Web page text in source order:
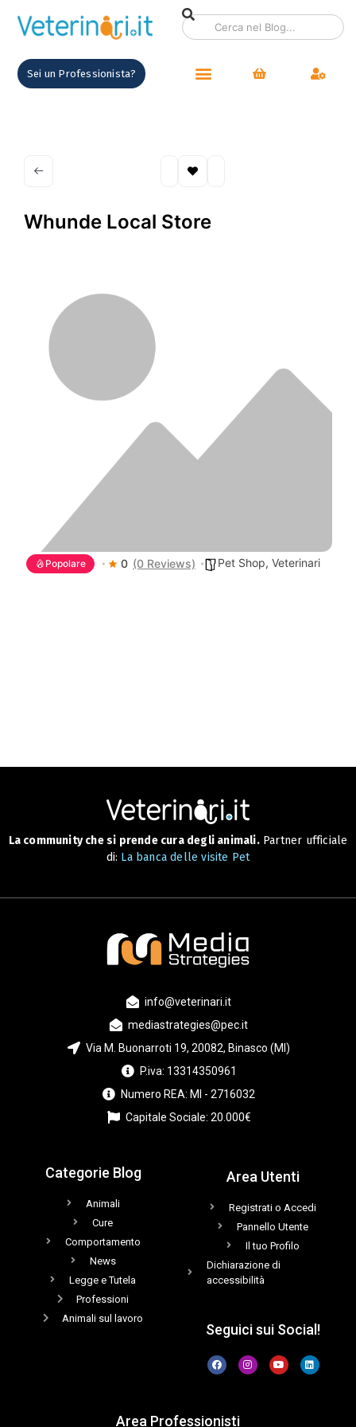
Sei un Professionista?
Whunde Local Store
Popolare 0 (0 Reviews) Pet Shop, Veterinari
La community che si prende cura degli animali.Partner ufficiale
di: La banca delle visite Pet
info@veterinari.it
mediastrategies@pec.it
Via M. Buonarroti 19, 20082, Binasco (MI)
P.iva: 13314350961
Numero REA: MI - 2716032
Capitale Sociale: 20.000€
Categorie Blog
Animali
Cure
Comportamento
News
Legge e Tutela
Professioni
Animali sul lavoro
Area Utenti
Registrati o Accedi
Pannello Utente
Il tuo Profilo
Dichiarazione di
accessibilità
Seguici sui Social!
Area Professionisti